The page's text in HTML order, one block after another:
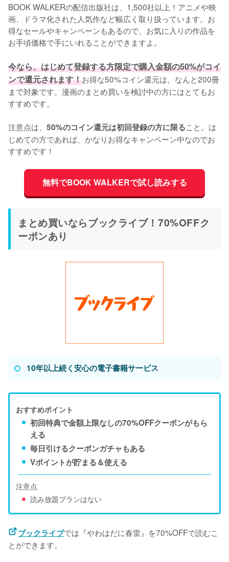
BOOK WALKERの配信出版社は、1,500社以上！アニメや映
画、ドラマ化された人気作など幅広く取り扱っています。お
得なセールやキャンペーンもあるので、お気に入りの作品を
お手頃価格で手にいれることができますよ。
今なら、はじめて登録する方限定で購入金額の50%がコイ
ンで還元されます！お得な50%コイン還元は、なんと200冊
まで対象です。漫画のまとめ買いを検討中の方にはとてもお
すすめです。
注意点は、 50%のコイン還元は初回登録の方に限ること。は
じめての方であれば、かなりお得なキャンペーン中なのでお
すすめです！
無料でBOOK WALKERで試し読みする
まとめ買いならブックライブ！70%OFFク
ーポンあり
10年以上続く安心の電子書籍サービス
おすすめポイント
初回特典で金額上限なしの70%OFFクーポンがもら
える
毎日引けるクーポンガチャもある
Vポイントが貯まる＆使える
注意点
読み放題プランはない
ブックライブでは『やわはだに春雷』を70%OFFで読むこ
とができます。